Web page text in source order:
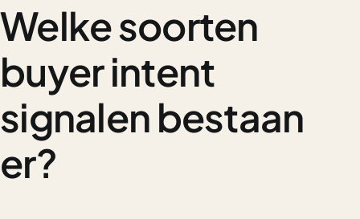
Welke soorten
buyer intent
signalen bestaan
er?